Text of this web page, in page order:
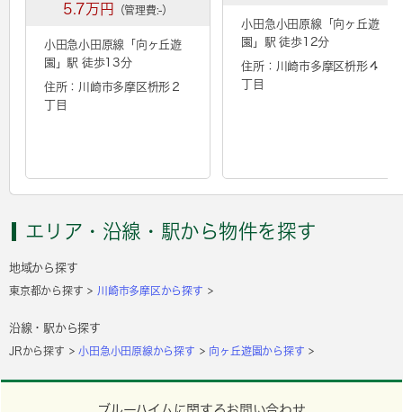
5.7万円 （管理費:-）
小田急小田原線「 向ヶ丘遊
園 」駅 徒歩13分
住所：川崎市多摩区枡形２
丁目
小田急小田原線「 向ヶ丘遊
園 」駅 徒歩12分
住所：川崎市多摩区枡形４
丁目
エリア・沿線・駅から物件を探す
地域から探す
東京都から探す 川崎市多摩区から探す
沿線・駅から探す
JRから探す 小田急小田原線から探す 向ヶ丘遊園から探す